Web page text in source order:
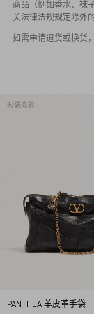
商品（例如香水、袜
关法律法规规定除外
如需申请退货或换货
时装秀款
PANTHEA 羊皮革手袋